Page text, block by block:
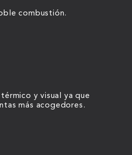
combustión.
y visual ya que
más acogedores.